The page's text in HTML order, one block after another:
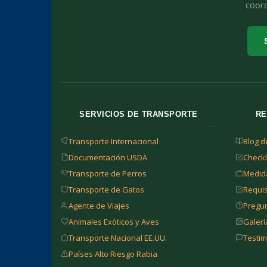
SERVICIOS DE TRANSPORTE
Transporte Internacional
Documentación USDA
Transporte de Perros
Transporte de Gatos
Agente de Viajes
Animales Exóticos y Aves
Transporte Nacional EE.UU.
Países Alto Riesgo Rabia
Blog